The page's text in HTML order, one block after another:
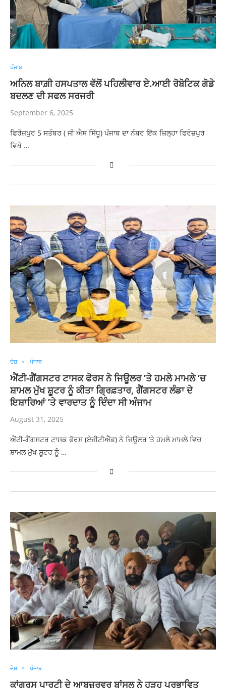
ਪੰਜਾਬ
ਅਨਿਲ ਬਾਗ਼ੀ ਹਸਪਤਾਲ ਵੱਲੋਂ ਪਹਿਲੀਵਾਰ ਏ.ਆਈ ਰੋਬੋਟਿਕ ਗੋਡੇ
ਬਦਲਣ ਦੀ ਸਫਲ ਸਰਜਰੀ
September 6, 2025
ਫਿਰੋਜ਼ਪੁਰ 5 ਸਤੰਬਰ ( ਜੀ ਐਸ ਸਿੱਧੂ) ਪੰਜਾਬ ਦਾ ਨੰਬਰ ਇੱਕ ਜ਼ਿਲ੍ਹਾ ਫਿਰੋਜ਼ਪੁਰ
ਵਿਖੇ …
ਦੇਸ਼ ਪੰਜਾਬ
ਐਂਟੀ-ਗੈਂਗਸਟਰ ਟਾਸਕ ਫੋਰਸ ਨੇ ਜਿਊਲਰ ’ਤੇ ਹਮਲੇ ਮਾਮਲੇ ‘ਚ
ਸ਼ਾਮਲ ਮੁੱਖ ਸ਼ੂਟਰ ਨੂੰ ਕੀਤਾ ਗ੍ਰਿਫ਼ਤਾਰ, ਗੈਂਗਸਟਰ ਲੰਡਾ ਦੇ
ਇਸ਼ਾਰਿਆਂ ’ਤੇ ਵਾਰਦਾਤ ਨੂੰ ਦਿੰਦਾ ਸੀ ਅੰਜਾਮ
August 31, 2025
ਐਂਟੀ-ਗੈਂਗਸਟਰ ਟਾਸਕ ਫੋਰਸ (ਏਜੀਟੀਐੱਫ) ਨੇ ਜਿਊਲਰ ’ਤੇ ਹਮਲੇ ਮਾਮਲੇ ਵਿਚ
ਸ਼ਾਮਲ ਮੁੱਖ ਸ਼ੂਟਰ ਨੂੰ …
ਦੇਸ਼ ਪੰਜਾਬ
ਕਾਂਗਰਸ ਪਾਰਟੀ ਦੇ ਆਬਜ਼ਰਵਰ ਬਾਂਸਲ ਨੇ ਹੜ੍ਹ ਪ੍ਰਭਾਵਿਤ